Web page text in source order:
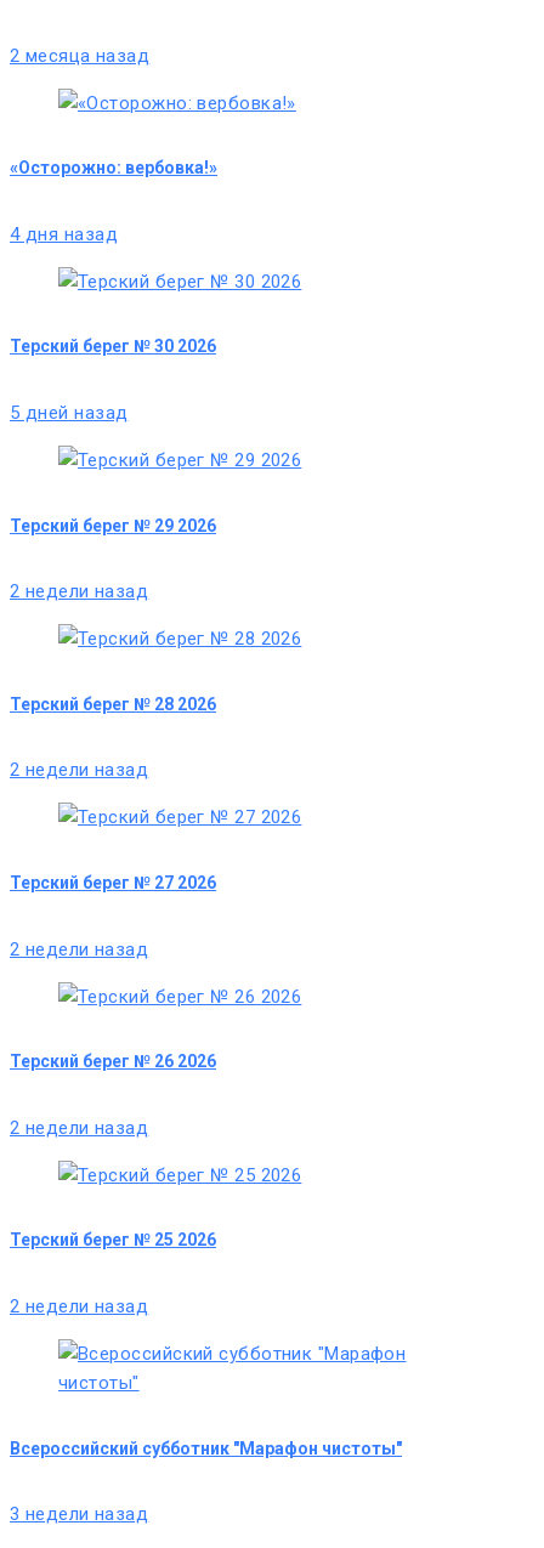
2 месяца назад
«Осторожно: вербовка!»
4 дня назад
Терский берег № 30 2026
5 дней назад
Терский берег № 29 2026
2 недели назад
Терский берег № 28 2026
2 недели назад
Терский берег № 27 2026
2 недели назад
Терский берег № 26 2026
2 недели назад
Терский берег № 25 2026
2 недели назад
Всероссийский субботник "Марафон чистоты"
3 недели назад